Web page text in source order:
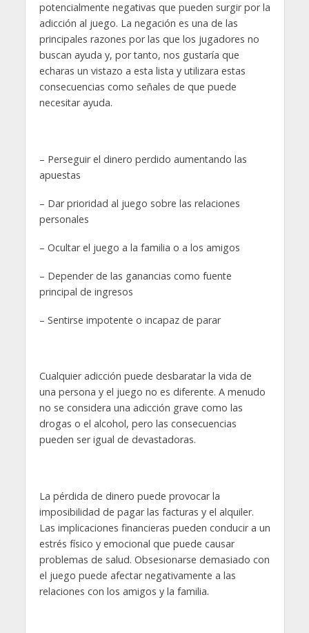
potencialmente negativas que pueden surgir por la
adicción al juego. La negación es una de las
principales razones por las que los jugadores no
buscan ayuda y, por tanto, nos gustaría que
echaras un vistazo a esta lista y utilizara estas
consecuencias como señales de que puede
necesitar ayuda.
– Perseguir el dinero perdido aumentando las
apuestas
– Dar prioridad al juego sobre las relaciones
personales
– Ocultar el juego a la familia o a los amigos
– Depender de las ganancias como fuente
principal de ingresos
– Sentirse impotente o incapaz de parar
Cualquier adicción puede desbaratar la vida de
una persona y el juego no es diferente. A menudo
no se considera una adicción grave como las
drogas o el alcohol, pero las consecuencias
pueden ser igual de devastadoras.
La pérdida de dinero puede provocar la
imposibilidad de pagar las facturas y el alquiler.
Las implicaciones financieras pueden conducir a un
estrés físico y emocional que puede causar
problemas de salud. Obsesionarse demasiado con
el juego puede afectar negativamente a las
relaciones con los amigos y la familia.